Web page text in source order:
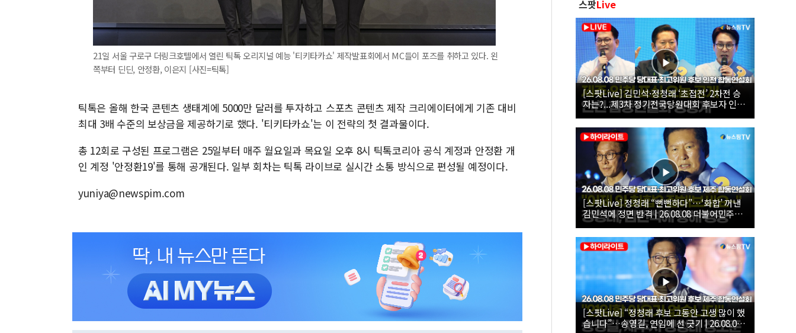
21일 서울 구로구 더링크호텔에서 열린 틱톡 오리지널 예능 '티키타카쇼' 제작발표회에서 MC들이 포즈를 취하고 있다. 왼
쪽부터 딘딘, 안정환, 이은지 [사진=틱톡]
틱톡은 올해 한국 콘텐츠 생태계에 5000만 달러를 투자하고 스포츠 콘텐츠 제작 크리에이터에게 기존 대비
최대 3배 수준의 보상금을 제공하기로 했다. '티키타카쇼'는 이 전략의 첫 결과물이다.
총 12회로 구성된 프로그램은 25일부터 매주 월요일과 목요일 오후 8시 틱톡코리아 공식 계정과 안정환 개
인 계정 '안정환19'를 통해 공개된다. 일부 회차는 틱톡 라이브로 실시간 소통 방식으로 편성될 예정이다.
yuniya@newspim.com
스팟Live
[스팟Live] 김민석·정청래 ‘초접전’ 2차전 승
자는?...제3차 정기전국당원대회 후보자 인천
합동연설회 생중계 | 26.08.08
[스팟Live] 정청래 “뻔뻔하다”…‘화합’ 꺼낸
김민석에 정면 반격 | 26.08.08 더불어민주당
당대표·최고위원 후보 제주 합동연설회
[스팟Live] “정청래 후보 그동안 고생 많이 했
습니다”…송영길, 연임에 선 긋기 | 26.08.08